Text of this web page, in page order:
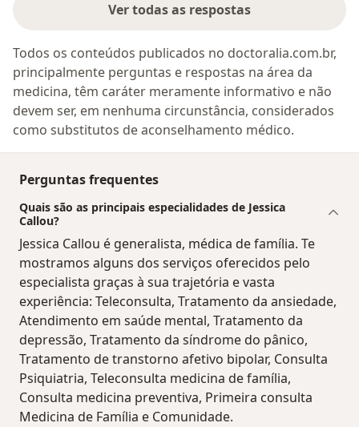
Ver todas as respostas
Todos os conteúdos publicados no doctoralia.com.br,
principalmente perguntas e respostas na área da
medicina, têm caráter meramente informativo e não
devem ser, em nenhuma circunstância, considerados
como substitutos de aconselhamento médico.
Perguntas frequentes
Quais são as principais especialidades de Jessica
Callou?
Jessica Callou é generalista, médica de família. Te
mostramos alguns dos serviços oferecidos pelo
especialista graças à sua trajetória e vasta
experiência: Teleconsulta, Tratamento da ansiedade,
Atendimento em saúde mental, Tratamento da
depressão, Tratamento da síndrome do pânico,
Tratamento de transtorno afetivo bipolar, Consulta
Psiquiatria, Teleconsulta medicina de família,
Consulta medicina preventiva, Primeira consulta
Medicina de Família e Comunidade.